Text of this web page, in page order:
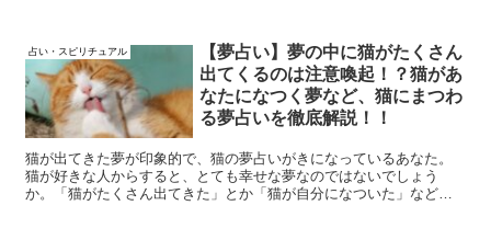
占い・スピリチュアル
【夢占い】夢の中に猫がたくさん
出てくるのは注意喚起！？猫があ
なたになつく夢など、猫にまつわ
る夢占いを徹底解説！！
猫が出てきた夢が印象的で、猫の夢占いがきになっているあなた。
猫が好きな人からすると、とても幸せな夢なのではないでしょう
か。「猫がたくさん出てきた」とか「猫が自分になついた」など、